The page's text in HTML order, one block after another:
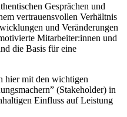
Gesprächen und
vertrauensvollen Verhältnis
und Veränderungen
Mitarbeiter:innen und
die Basis für eine
hier mit den wichtigen
(Stakeholder) in
Einfluss auf Leistung